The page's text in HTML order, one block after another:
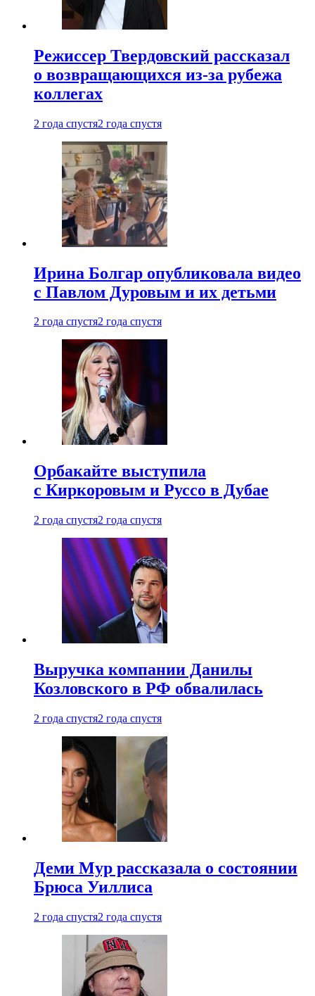
Режиссер Твердовский рассказал
о возвращающихся из-за рубежа
коллегах
2 года спустя2 года спустя
Ирина Болгар опубликовала видео
с Павлом Дуровым и их детьми
2 года спустя2 года спустя
Орбакайте выступила
с Киркоровым и Руссо в Дубае
2 года спустя2 года спустя
Выручка компании Данилы
Козловского в РФ обвалилась
2 года спустя2 года спустя
Деми Мур рассказала о состоянии
Брюса Уиллиса
2 года спустя2 года спустя